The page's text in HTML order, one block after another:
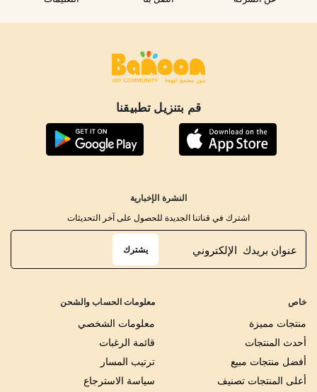
قم بتنزيل تطبيقنا
خاص
منتجات مميزة
أحدث المنتجات
أفضل منتجات مبيع
أعلى المنتجات تصنيف
معلومات الحساب والشحن
معلومات الشخصي
قائمة الرغبات
ترتيب المسار
سياسة الاسترجاع
النشرة الإخبارية
اشترك في قناتنا الجديدة للحصول على آخر التحديثات
يشترك